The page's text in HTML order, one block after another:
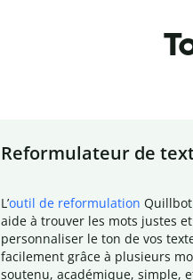
Reformulateur de
L ’outil de reformulation
aide à trouver les mots justes
personnaliser le ton de vos
facilement grâce à plusieurs
soutenu, académique, simple,